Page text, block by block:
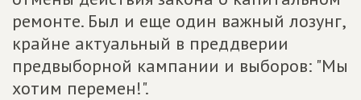
ремонте. Был и еще один важный лозунг,
крайне актуальный в преддверии
предвыборной кампании и выборов: "Мы
хотим перемен!".